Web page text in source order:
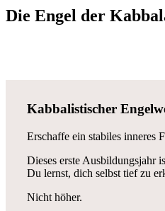
Die Engel der
Kabbalistischer
Erschaffe ein stabiles inneres
Dieses erste Ausbildungsjahr
Du lernst, dich selbst tief zu
Nicht höher.